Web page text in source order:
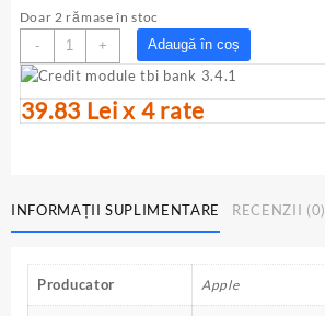
inițial
a
fost:
130.00lei.
este:
119.00lei.
Doar 2 rămase în stoc
-
Cantitate
Incarcator
iPhone
original
1
+ Adaugă în coș
39.83 Lei x 4 rate
INFORMAȚII SUPLIMENTARE RECENZII (0)
Producator Apple